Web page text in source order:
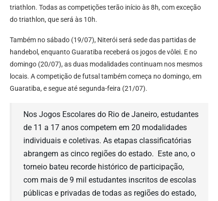
triathlon. Todas as competições terão início às 8h, com exceção
do triathlon, que será às 10h.
Também no sábado (19/07), Niterói será sede das partidas de
handebol, enquanto Guaratiba receberá os jogos de vôlei. E no
domingo (20/07), as duas modalidades continuam nos mesmos
locais. A competição de futsal também começa no domingo, em
Guaratiba, e segue até segunda-feira (21/07).
Nos Jogos Escolares do Rio de Janeiro, estudantes
de 11 a 17 anos competem em 20 modalidades
individuais e coletivas. As etapas classificatórias
abrangem as cinco regiões do estado. Este ano, o
torneio bateu recorde histórico de participação,
com mais de 9 mil estudantes inscritos de escolas
públicas e privadas de todas as regiões do estado,